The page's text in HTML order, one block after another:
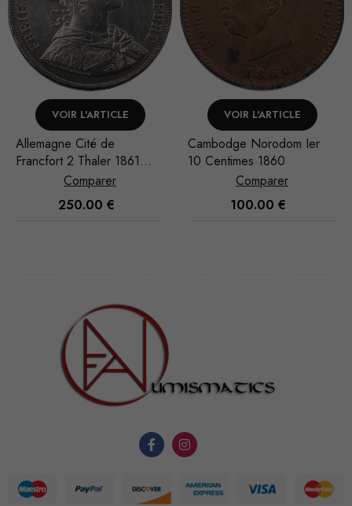
VOIR L'ARTICLE
Cambodge Norodom Ier
10 Centimes 1860
Comparer
100.00
VOIR L'ARTICLE
Pays-Bas espagnols
Brabant Albert et Isabelle
Ducaton 1619 Anvers
Comparer
1,000.00
fonctionnement
Statistiques
Afin que